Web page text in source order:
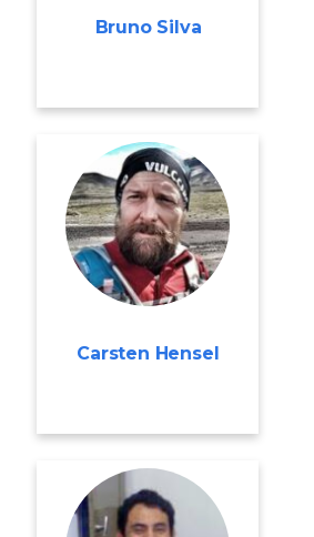
Bruno Silva
Carsten Hensel